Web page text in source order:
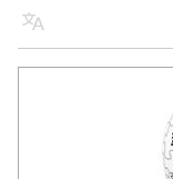
Kalba